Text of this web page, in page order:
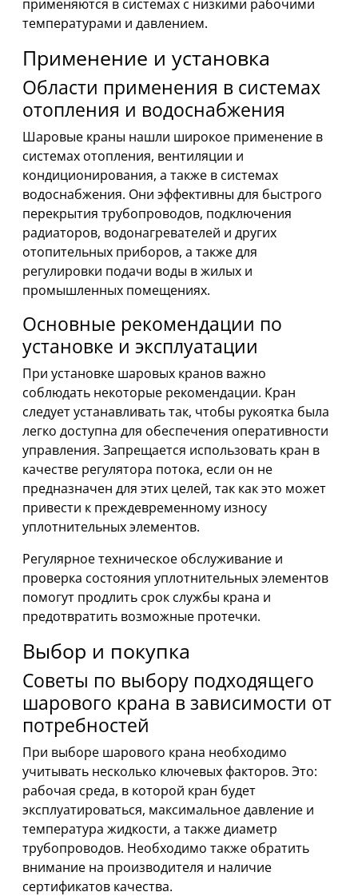
применяются в системах с низкими рабочими
температурами и давлением.
Применение и установка
Области применения в системах
отопления и водоснабжения
Шаровые краны нашли широкое применение в
системах отопления, вентиляции и
кондиционирования, а также в системах
водоснабжения. Они эффективны для быстрого
перекрытия трубопроводов, подключения
радиаторов, водонагревателей и других
отопительных приборов, а также для
регулировки подачи воды в жилых и
промышленных помещениях.
Основные рекомендации по
установке и эксплуатации
При установке шаровых кранов важно
соблюдать некоторые рекомендации. Кран
следует устанавливать так, чтобы рукоятка была
легко доступна для обеспечения оперативности
управления. Запрещается использовать кран в
качестве регулятора потока, если он не
предназначен для этих целей, так как это может
привести к преждевременному износу
уплотнительных элементов.
Регулярное техническое обслуживание и
проверка состояния уплотнительных элементов
помогут продлить срок службы крана и
предотвратить возможные протечки.
Выбор и покупка
Советы по выбору подходящего
шарового крана в зависимости от
потребностей
При выборе шарового крана необходимо
учитывать несколько ключевых факторов. Это:
рабочая среда, в которой кран будет
эксплуатироваться, максимальное давление и
температура жидкости, а также диаметр
трубопроводов. Необходимо также обратить
внимание на производителя и наличие
сертификатов качества.